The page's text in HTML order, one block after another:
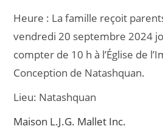
c
e
b
o
o
k
ai
l
ta
g
er
Heure : La famille reçoit
vendredi 20 septembre 2024
compter de 10 h à l’Église de
Conception de Natashquan.
Lieu: Natashquan
Maison L.J.G. Mallet Inc.